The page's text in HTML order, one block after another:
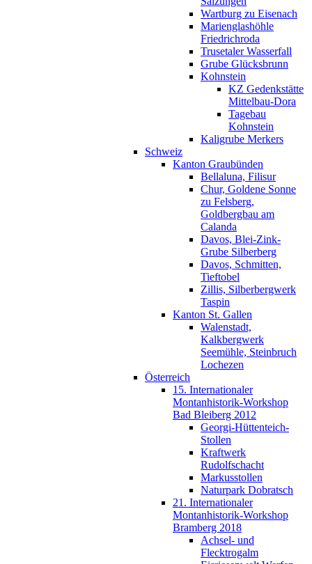
Wartburg zu Eisenach
Marienglashöhle
Friedrichroda
Trusetaler Wasserfall
Grube Glücksbrunn
Kohnstein
KZ Gedenkstätte
Mittelbau-Dora
Tagebau
Kohnstein
Kaligrube Merkers
Schweiz
Kanton Graubünden
Bellaluna, Filisur
Chur, Goldene Sonne
zu Felsberg,
Goldbergbau am
Calanda
Davos, Blei-Zink-
Grube Silberberg
Davos, Schmitten,
Tieftobel
Zillis, Silberbergwerk
Taspin
Kanton St. Gallen
Walenstadt,
Kalkbergwerk
Seemühle, Steinbruch
Lochezen
Österreich
15. Internationaler
Montanhistorik-Workshop
Bad Bleiberg 2012
Georgi-Hüttenteich-
Stollen
Kraftwerk
Rudolfschacht
Markusstollen
Naturpark Dobratsch
21. Internationaler
Montanhistorik-Workshop
Bramberg 2018
Achsel- und
Flecktrogalm